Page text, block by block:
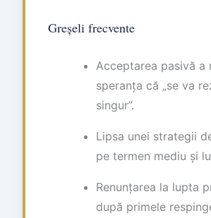
Greșeli frecvente
Acceptarea pasivă a
speranța că „se va
singur”.
Lipsa unei strategii
pe termen mediu și
Renunțarea la lupta
după primele